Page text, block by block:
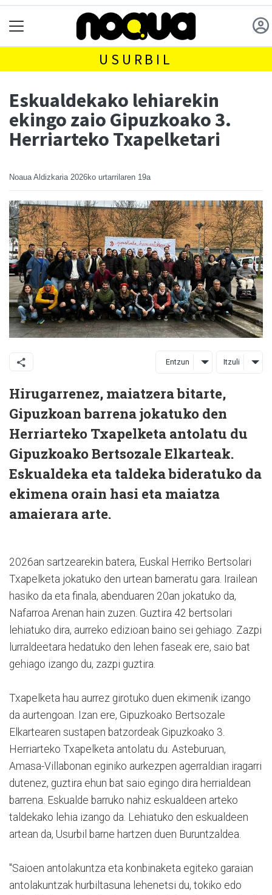
USURBIL
Eskualdekako lehiarekin
ekingo zaio Gipuzkoako 3.
Herriarteko Txapelketari
Noaua Aldizkaria 2026ko urtarrilaren 19a
Entzun Itzuli
Hirugarrenez, maiatzera bitarte,
Gipuzkoan barrena jokatuko den
Herriarteko Txapelketa antolatu du
Gipuzkoako Bertsozale Elkarteak.
Eskualdeka eta taldeka bideratuko da
ekimena orain hasi eta maiatza
amaierara arte.
2026an sartzearekin batera, Euskal Herriko Bertsolari
Txapelketa jokatuko den urtean barneratu gara. Irailean
hasiko da eta finala, abenduaren 20an jokatuko da,
Nafarroa Arenan hain zuzen. Guztira 42 bertsolari
lehiatuko dira, aurreko edizioan baino sei gehiago. Zazpi
lurraldeetara hedatuko den lehen faseak ere, saio bat
gehiago izango du, zazpi guztira.
Txapelketa hau aurrez girotuko duen ekimenik izango
da aurtengoan. Izan ere, Gipuzkoako Bertsozale
Elkartearen sustapen batzordeak Gipuzkoako 3.
Herriarteko Txapelketa antolatu du. Asteburuan,
Amasa-Villabonan eginiko aurkezpen agerraldian iragarri
dutenez, guztira ehun bat saio egingo dira herrialdean
barrena. Eskualde barruko nahiz eskualdeen arteko
taldekako lehia izango da. Lehiatuko den eskualdeen
artean da, Usurbil barne hartzen duen Buruntzaldea.
"Saioen antolakuntza eta konbinaketa egiteko garaian
antolakuntzak hurbiltasuna lehenetsi du, tokiko edo